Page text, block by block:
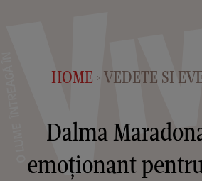
HOME > VEDETE SI
Dalma
emoționant